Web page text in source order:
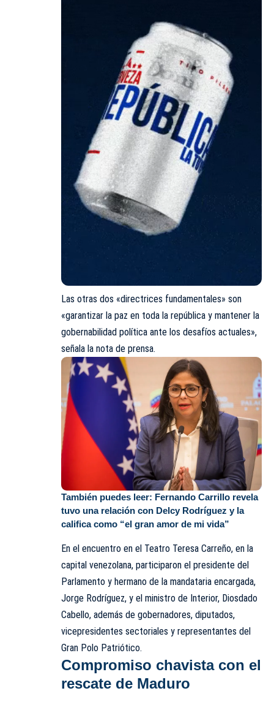
Las otras dos «directrices fundamentales» son
«garantizar la paz en toda la república y mantener la
gobernabilidad política ante los desafíos actuales»,
señala la nota de prensa.
También puedes leer: Fernando Carrillo revela
tuvo una relación con Delcy Rodríguez y la
califica como “el gran amor de mi vida”
En el encuentro en el Teatro Teresa Carreño, en la
capital venezolana, participaron el presidente del
Parlamento y hermano de la mandataria encargada,
Jorge Rodríguez, y el ministro de Interior, Diosdado
Cabello, además de gobernadores, diputados,
vicepresidentes sectoriales y representantes del
Gran Polo Patriótico.
Compromiso chavista con el
rescate de Maduro